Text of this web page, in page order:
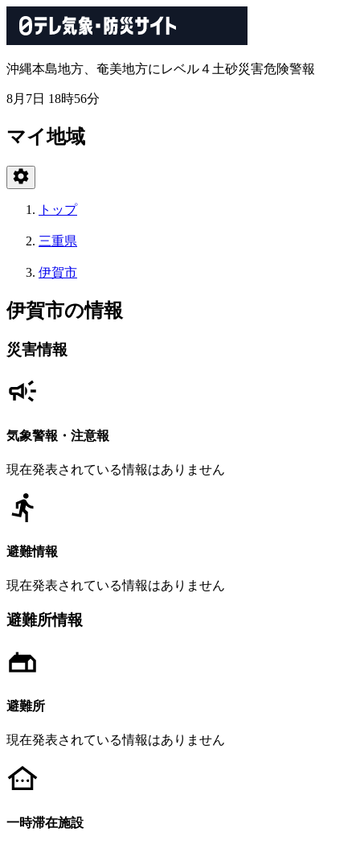
沖縄本島地方、奄美地方にレベル４土砂災害危険警報
8月7日 18時56分
マイ地域
トップ
三重県
伊賀市
伊賀市の情報
災害情報
気象警報・注意報
現在発表されている情報はありません
避難情報
現在発表されている情報はありません
避難所情報
避難所
現在発表されている情報はありません
一時滞在施設